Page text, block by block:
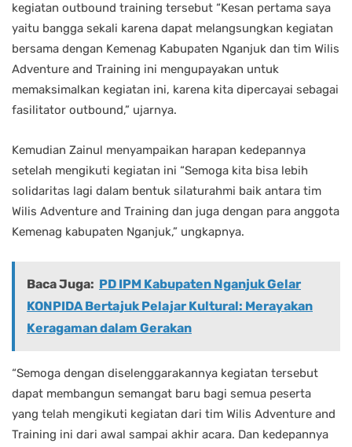
kegiatan outbound training tersebut “Kesan pertama saya
yaitu bangga sekali karena dapat melangsungkan kegiatan
bersama dengan Kemenag Kabupaten Nganjuk dan tim Wilis
Adventure and Training ini mengupayakan untuk
memaksimalkan kegiatan ini, karena kita dipercayai sebagai
fasilitator outbound,” ujarnya.
Kemudian Zainul menyampaikan harapan kedepannya
setelah mengikuti kegiatan ini “Semoga kita bisa lebih
solidaritas lagi dalam bentuk silaturahmi baik antara tim
Wilis Adventure and Training dan juga dengan para anggota
Kemenag kabupaten Nganjuk,” ungkapnya.
Baca Juga: PD IPM Kabupaten Nganjuk Gelar
KONPIDA Bertajuk Pelajar Kultural: Merayakan
Keragaman dalam Gerakan
“Semoga dengan diselenggarakannya kegiatan tersebut
dapat membangun semangat baru bagi semua peserta
yang telah mengikuti kegiatan dari tim Wilis Adventure and
Training ini dari awal sampai akhir acara. Dan kedepannya